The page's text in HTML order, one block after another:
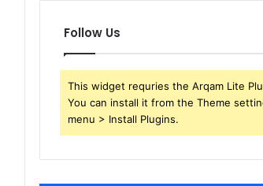
Follow Us
This widget requries the Arqam Lite
You can install it from the Theme
menu > Install Plugins.